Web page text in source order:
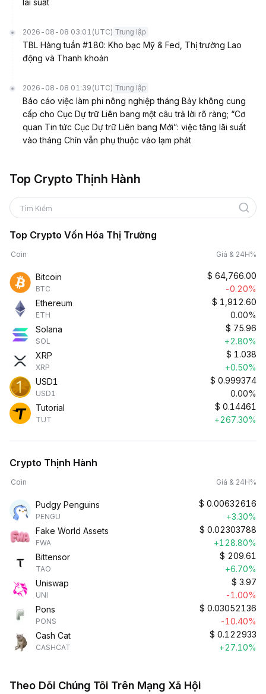
lãi suất
2026-08-08 03:01 (UTC) Trung lập
TBL Hàng tuần #180: Kho bạc Mỹ & Fed, Thị trường Lao
động và Thanh khoản
2026-08-08 01:39 (UTC) Trung lập
Báo cáo việc làm phi nông nghiệp tháng Bảy không cung
cấp cho Cục Dự trữ Liên bang một câu trả lời rõ ràng; “Cơ
quan Tin tức Cục Dự trữ Liên bang Mới”: việc tăng lãi suất
vào tháng Chín vẫn phụ thuộc vào lạm phát
Top Crypto Thịnh Hành
Tìm Kiếm
Top Crypto Vốn Hóa Thị Trường
Coin Giá & 24H%
Bitcoin
BTC
$ 64,766.00
-0.20%
Ethereum
ETH
$ 1,912.60
0.00%
Solana
SOL
$ 75.96
+2.80%
XRP
XRP
$ 1.038
+0.50%
USD1
USD1
$ 0.999374
0.00%
Tutorial
TUT
$ 0.14461
+267.30%
Crypto Thịnh Hành
Coin Giá & 24H%
Pudgy Penguins
PENGU
$ 0.00632616
+3.30%
Fake World Assets
FWA
$ 0.02303788
+128.80%
Bittensor
TAO
$ 209.61
+6.70%
Uniswap
UNI
$ 3.97
-1.00%
Pons
PONS
$ 0.03052136
-10.40%
Cash Cat
CASHCAT
$ 0.122933
+27.10%
Theo Dõi Chúng Tôi Trên Mạng Xã Hội